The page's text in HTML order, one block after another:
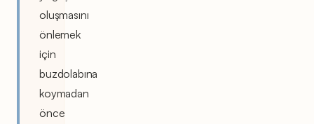
oluşmasını
önlemek
için
buzdolabına
koymadan
önce